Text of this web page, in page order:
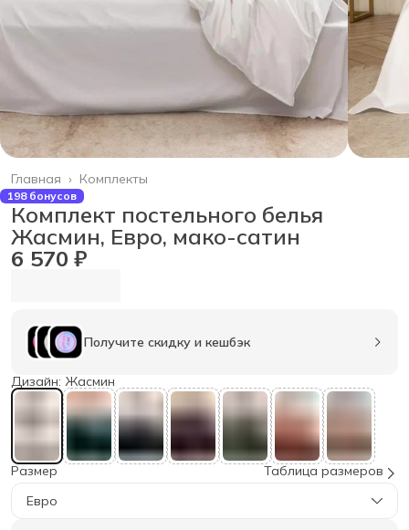
Комплекты
Главная ›
198 бонусов
Комплект постельного белья
Жасмин, Евро, мако-сатин
6 570 ₽
Получите скидку и кешбэк
Дизайн: Жасмин
Размер
Таблица размеров
Евро